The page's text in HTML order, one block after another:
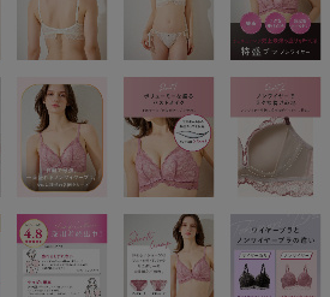
E80
F75 F80
G75